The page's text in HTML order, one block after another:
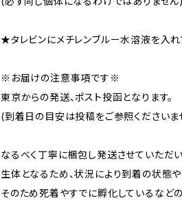
★タレビンにメチレンブルー水溶液を入れ
※お届けの注意事項です※
東京からの発送、ポスト投函となります。
(到着日の目安は投稿をご参照くださいま
なるべく丁寧に梱包し発送させていただい
生体となるため、状況により到着の状態
そのため死着やすでに孵化しているなど